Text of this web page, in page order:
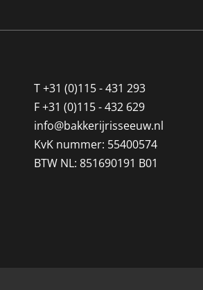
T+31 (0)115 - 431 293
F+31 (0)115 - 432 629
info@bakkerijrisseeuw.nl
KvK nummer: 55400574
BTW NL: 851690191 B01